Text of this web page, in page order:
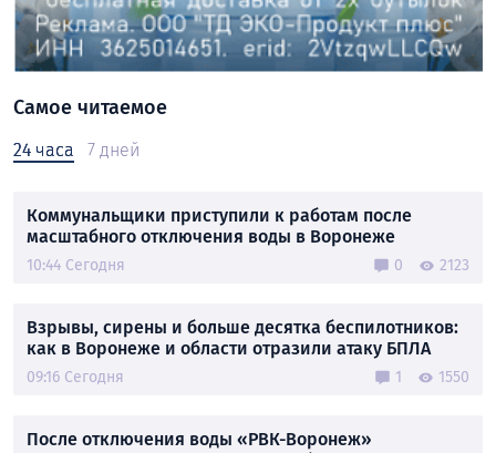
Самое читаемое
24 часа 7 дней
Коммунальщики приступили к работам после
масштабного отключения воды в Воронеже
10:44 Сегодня 0 2123
Взрывы, сирены и больше десятка беспилотников:
как в Воронеже и области отразили атаку БПЛА
09:16 Сегодня 1 1550
После отключения воды «РВК-Воронеж»